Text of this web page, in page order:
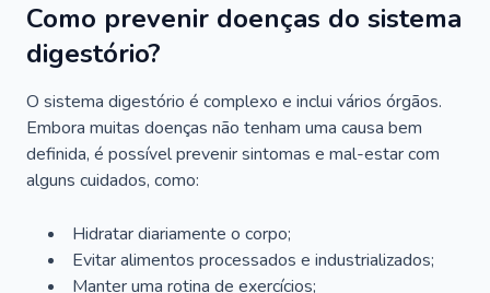
Como prevenir doenças do sistema
digestório?
O sistema digestório é complexo e inclui vários órgãos.
Embora muitas doenças não tenham uma causa bem
definida, é possível prevenir sintomas e mal-estar com
alguns cuidados, como:
Hidratar diariamente o corpo;
Evitar alimentos processados e industrializados;
Manter uma rotina de exercícios;